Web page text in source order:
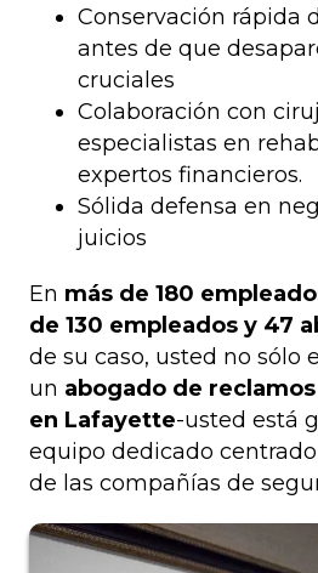
Conservación rápida
antes de que
cruciales
Colaboración con
especialistas en
expertos financieros.
Sólida defensa en
juicios
En más de 180
de 130 empleados y 47
de su caso, usted no sólo
un abogado de
en Lafayette-usted está
equipo dedicado
de las compañías de